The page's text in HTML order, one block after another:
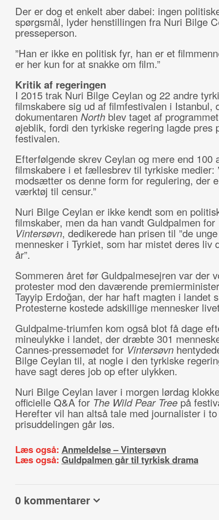
Der er dog et enkelt aber dabei: ingen
spørgsmål, lyder henstillingen fra Nuri Bilge
presseperson.
”Han er ikke en politisk fyr, han er et
er her kun for at snakke om film.”
Kritik af regeringen
I 2015 trak Nuri Bilge Ceylan og 22 andre
filmskabere sig ud af filmfestivalen i Istanbul,
dokumentarenNorthblev taget af
øjeblik, fordi den tyrkiske regering lagde pres
festivalen.
Efterfølgende skrev Ceylan og mere end 100
filmskabere i et fællesbrev til tyrkiske medier:
modsætter os denne form for regulering, der
værktøj til censur.”
Nuri Bilge Ceylan er ikke kendt som en
filmskaber, men da han vandt Guldpalmen for
Vintersøvn, dedikerede han prisen til ”de unge
mennesker i Tyrkiet, som har mistet deres liv
år”.
Sommeren året før Guldpalmesejren var der
protester mod den daværende
Tayyip Erdoğan, der har haft magten i landet
Protesterne kostede adskillige mennesker
Guldpalme-triumfen kom også blot få dage
mineulykke i landet, der dræbte 301
Cannes-pressemødet for Vintersøvn
Bilge Ceylan til, at nogle i den tyrkiske
have sagt deres job op efter ulykken.
Nuri Bilge Ceylan laver i morgen lørdag
officielle Q&A for The Wild Pear Tree på
Herefter vil han altså tale med journalister i
prisuddelingen går løs.
Læs også: Anmeldelse – Vintersøvn
Læs også: Guldpalmen går til tyrkisk drama
0 kommentarer